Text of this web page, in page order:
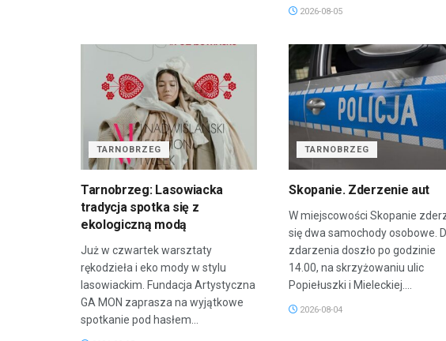
2026-08-05
TARNOBRZEG
Tarnobrzeg: Lasowiacka
tradycja spotka się z
ekologiczną modą
Już w czwartek warsztaty
rękodzieła i eko mody w stylu
lasowiackim. Fundacja Artystyczna
GA MON zaprasza na wyjątkowe
spotkanie pod hasłem...
TARNOBRZEG
Skopanie. Zderzenie aut
W miejscowości Skopanie
się dwa samochody osobowe.
zdarzenia doszło po godzinie
14.00, na skrzyżowaniu ulic
Popiełuszki i Mieleckiej....
2026-08-04